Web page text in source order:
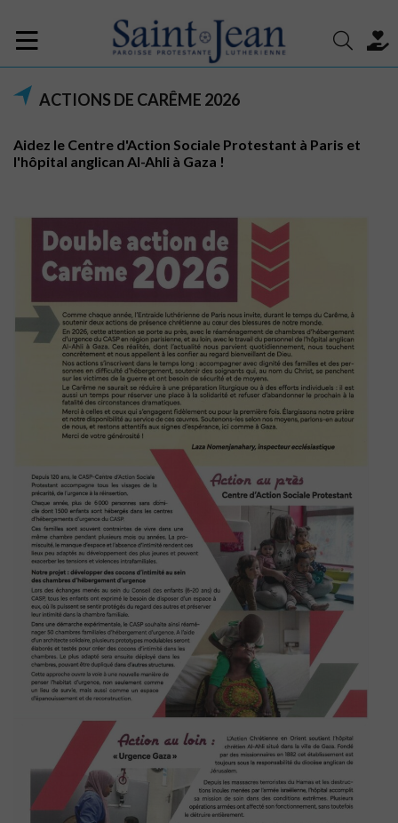
ACTIONS DE CARÊME 2026
Aidez le Centre d'Action Sociale Protestant à Paris et
l'hôpital anglican Al-Ahli à Gaza !